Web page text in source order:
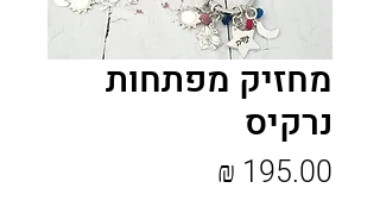
מחזיק מפתחות
נרקיס